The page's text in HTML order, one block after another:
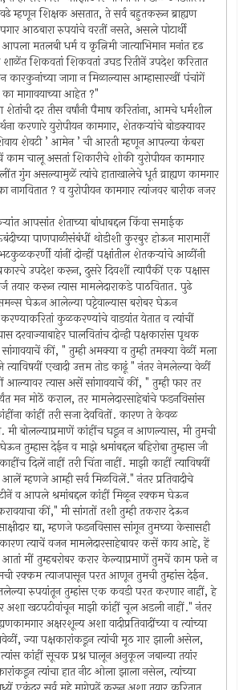
म्हणून शिक्षक असतात, ते सर्व बहुतकरून ब्राह्यण
आठबारा रुपयांचे वरतीं नसते, असले पोटार्थी
आपला मतलबी धर्म व कृत्निमी जात्याभिमान मनांत दृढ
शिकवतां शिकवतां उघड रितीनें उपदेश करितात
कारकुनांच्या जागा न मिळाल्यास आम्हासारखीं पंचांगें
मागावयाच्या आहेत ?"
शेतांची दर तीस वर्षांनी पैमाष करितांना, आमचे धर्मशील
करणारे युरोपीयन कामगार, शेतकर्‍यांचे बोडक्यावर
शेवटी ’ आमेन ’ ची आरती म्हणून आपल्या कंबरा
काम चालू असतां शिकारीचे शोकी युरोपीयन कामगार
गुंग असल्यामुळें त्यांचे हाताखालेचे धूर्त व्राह्यण कामगार
नागवितात ? व युरोपीयन कामगार त्यांजवर बारीक नजर
आपसांत शेताच्या बांधाबद्दल किंवा समाईक
पाणपाळीसंबंधीं थोडीशी कुरबुर होऊन मारामारीं
यांनीं दोन्हीं पक्षांतील शेतकर्‍यांचे आळींनी
उपदेश करून, दुसरे दिवशीं त्यापैकीं एक पक्षास
तयार करून त्यास मामलेदाराकडे पाठवितात. पुढे
समन्स घेऊन आलेल्या पट्टेवाल्यास बरोबर घेऊन
कुळकरण्यांचे वाडयांत येतात व त्यांचीं
घालवितांच दोन्ही पक्षकारांस पृथक
कीं, " तुम्ही अमक्या व तुम्ही तमक्या वेळीं मला
एखादी उत्तम तोड काढूं " नंतर नेमलेल्या वेळीं
आल्यावर त्यास असें सांगावयाचें कीं, " तुम्ही फार तर
मन मोठें कराल, तर मामलेदारसाहेबांचे फडनविसांस
कांहीं तरी सजा देववितों. कारण ते केवळ
मी बोलल्याप्रमाणें कांहींच घडून न आणल्यास, मी तुमची
तुम्हास देईन व माझे श्रमांबद्दल बहिरोबा तुम्हास जी
दिलें नाहीं तरी चिंता नाहीं. माझी काहीं त्याविषयीं
आलें म्हणजे आम्ही सर्व मिळविलें." नंतर प्रतिवादीचे
व आपले श्रमांबद्दल कांहीं मिळून रक्कम घेऊन
कीं," मी सांगतों तशी तुम्ही तकरार देऊन
द्या, म्हणजे फडनविसास सांगून तुमच्या केसासही
त्याचें वजन मामलेदारसाहेबावर कसें काय आहे, हें
मीं तुम्हबरोबर करार केल्याप्रमाणें तुमचें काम फत्ते न
रक्कम त्याजपासून परत आणून तुमची तुम्हांस देईन.
रुपयांतून तुम्हांस एक कवडी परत करणार नाहीं, हे
अशा खटपटीवांचून माझी कांहीं चूल अडली नाहीं." नंतर
अक्षरशून्य अशा वादीप्रतिवादींच्या व त्यांच्या
ज्या पक्षकारांकडून त्यांची मूठ गार झाली असेल,
त्यांस कांहीं सूचक प्रश्न घालून अनुकूल जबान्या तयांर
त्यांचा हात नीट ओला झाला नसेल, त्यांच्या